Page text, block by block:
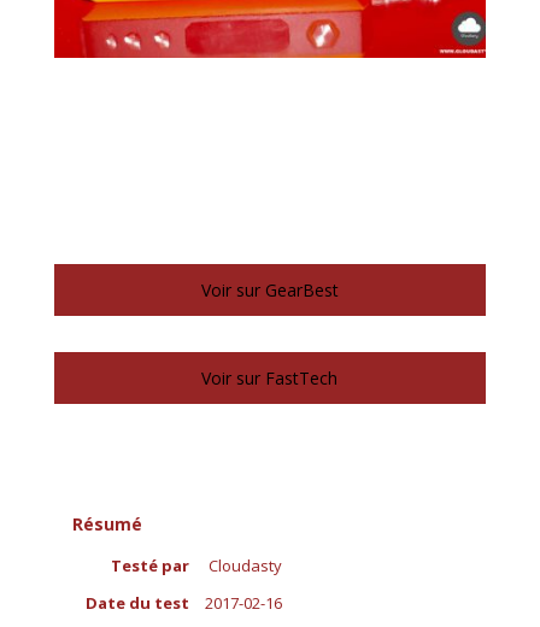
Voir sur GearBest
Voir sur FastTech
Résumé
Testé par
Cloudasty
Date du test
2017-02-16